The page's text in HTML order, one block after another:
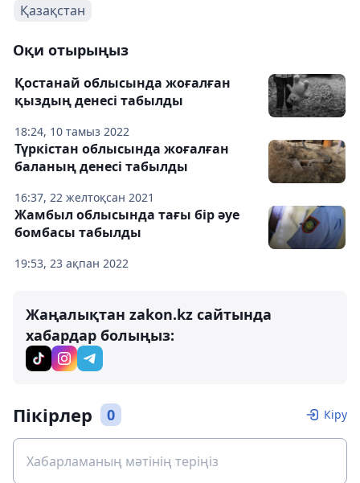
Қазақстан
Оқи отырыңыз
18:24, 10 тамыз 2022
Қостанай облысында жоғалған
қыздың денесі табылды
16:37, 22 желтоқсан 2021
Түркістан облысында жоғалған
баланың денесі табылды
19:53, 23 ақпан 2022
Жамбыл облысында тағы бір әуе
бомбасы табылды
Жаңалықтан zakon.kz сайтында
хабардар болыңыз:
Пікірлер 0 Кіру